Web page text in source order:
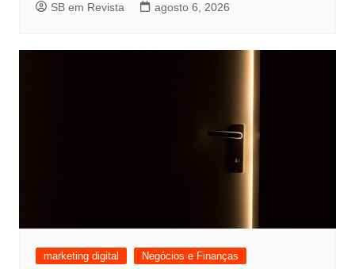
SB em Revista agosto 6, 2026
marketing digital Negócios e Finanças